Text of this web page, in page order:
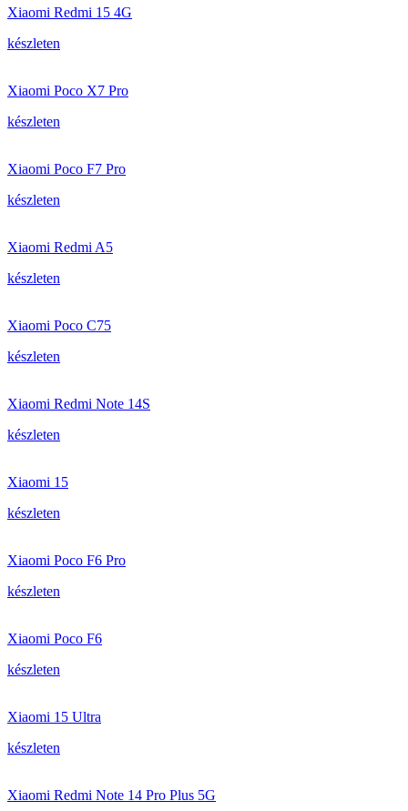
Xiaomi Redmi 15 4G
készleten
Xiaomi Poco X7 Pro
készleten
Xiaomi Poco F7 Pro
készleten
Xiaomi Redmi A5
készleten
Xiaomi Poco C75
készleten
Xiaomi Redmi Note 14S
készleten
Xiaomi 15
készleten
Xiaomi Poco F6 Pro
készleten
Xiaomi Poco F6
készleten
Xiaomi 15 Ultra
készleten
Xiaomi Redmi Note 14 Pro Plus 5G